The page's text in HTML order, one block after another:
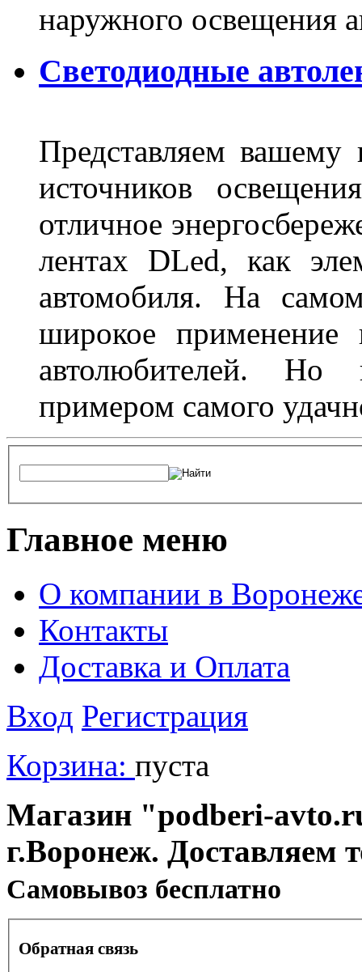
наружного освещения
Светодиодные
Представляем
источников
отличное
лентах DLed, как
автомобиля. На
широкое
автолюбителей. Но
примером самого
Главное меню
О компании в
Контакты
Доставка и Оплата
Вход Регистрация
Корзина: пуста
Магазин "podberi-
г.Воронеж. Доставляем
Cамовывоз бесплатно
Обратная связь